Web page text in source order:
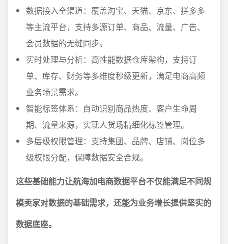
数据接入全渠道：覆盖淘宝、天猫、京东、拼多多
等主流平台，支持多源订单、商品、流量、广告、
会员数据的无缝同步。
实时处理与分析：高性能数据仓库架构，支持订
单、库存、财务等多维度秒级更新，满足电商高频
业务场景需求。
智能标签体系：自动识别商品热度、客户生命周
期、流量来源，实现人货场精细化标签管理。
多层级权限管理：支持集团、品牌、店铺、岗位多
级权限分配，保障数据安全合规。
这些基础能力让航海加电商数据平台不仅能满足不同规
模卖家对数据的基础需求，还能为业务增长提供坚实的
数据底座。